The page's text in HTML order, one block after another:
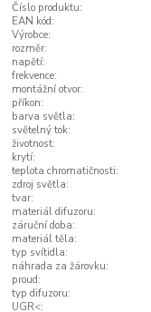
Číslo produktu:
EAN kód:
Výrobce:
rozměr:
napětí:
frekvence:
montážní otvor:
příkon:
barva světla:
světelný tok:
životnost:
krytí:
teplota chromatičnosti:
zdroj světla:
tvar:
materiál difuzoru:
záruční doba:
materiál těla:
typ svítidla:
náhrada za žárovku:
proud:
typ difuzoru:
UGR<: